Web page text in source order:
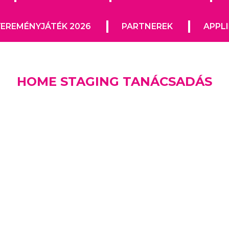
2026 PARTNEREK
HOME STAGING TANÁCSADÁS